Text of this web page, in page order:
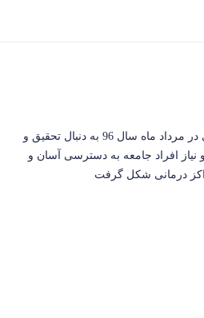
پروژه هوشمند سازی پزشکی در مرداد ماه سال 96 به دنبال تحقیق و
افراد جامعه به دسترسی آسان و
درمانی شکل گرفت